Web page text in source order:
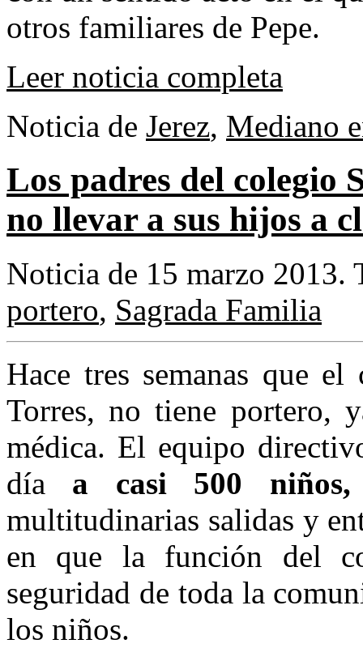
otros familiares de Pepe.
Leer noticia completa
Noticia de Jerez, Mediano
Los padres del colegio
no llevar a sus hijos a
Noticia de 15 marzo 2013.
portero, Sagrada Familia
Hace tres semanas que
Torres, no tiene portero,
médica. El equipo
día a casi 500 niños,
multitudinarias salidas y
en que la función del
seguridad de toda la
los niños.